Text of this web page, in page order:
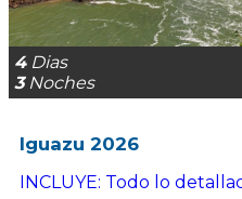
4Dias
3Noches
Iguazu 2026
INCLUYE: Todo lo